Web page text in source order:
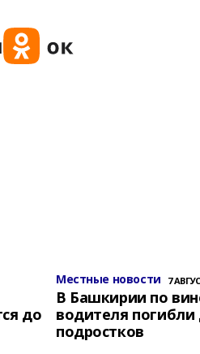
до
Местные новости 7
В Башкирии по
водителя погибли
подростков